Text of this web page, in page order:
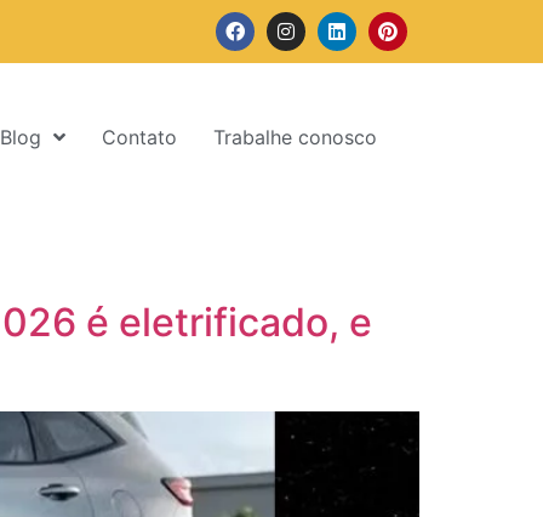
Blog Contato Trabalhe conosco
é eletrificado, e